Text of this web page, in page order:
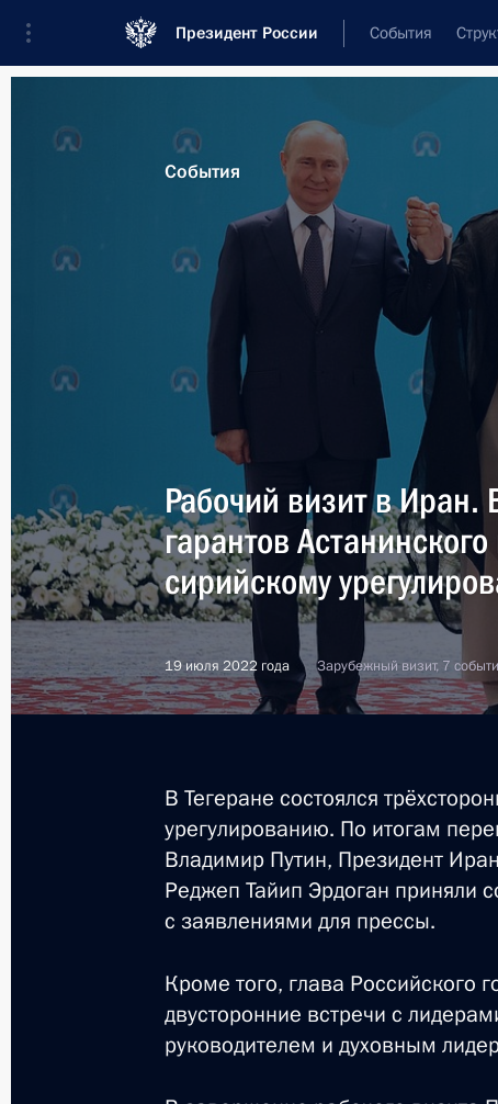
Президент России События
183 результата
Телефонные разговоры с
Президентом Ирана Эбрахимом
Махмудом Аббасом и Президентом
16 октября 2023 года, 18:20
Телефонный разговор с
26 сентября 2023 года, 14:20
17 августа 2023 года, 18:45
Телефонный разговор с
26 июня 2023 года, 14:05
Церемония подписания
о сотрудничестве по созданию
События
Рабочий визит в Иран.
гарантов
сирийскому
19 июля 2022 года Зарубежный визит, 7
В Тегеране состоялся
урегулированию. По итогам
Владимир Путин, Президент
Реджеп Тайип Эрдоган приняли
с заявлениями для прессы.
Кроме того, глава Российского
двусторонние встречи с
руководителем и духовным